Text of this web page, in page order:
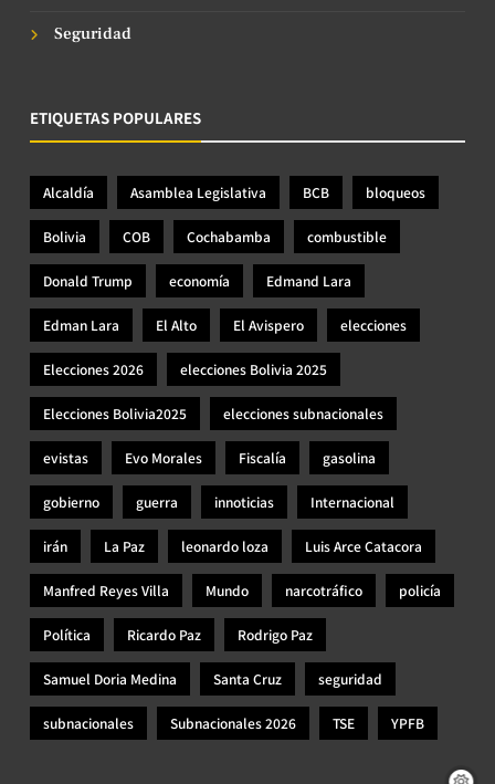
Seguridad
ETIQUETAS POPULARES
Alcaldía Asamblea Legislativa BCB bloqueos
Bolivia COB Cochabamba combustible
Donald Trump economía Edmand Lara
Edman Lara El Alto El Avispero elecciones
Elecciones 2026 elecciones Bolivia 2025
Elecciones Bolivia2025 elecciones subnacionales
evistas Evo Morales Fiscalía gasolina
gobierno guerra innoticias Internacional
irán La Paz leonardo loza Luis Arce Catacora
Manfred Reyes Villa Mundo narcotráfico policía
Política Ricardo Paz Rodrigo Paz
Samuel Doria Medina Santa Cruz seguridad
subnacionales Subnacionales 2026 TSE YPFB